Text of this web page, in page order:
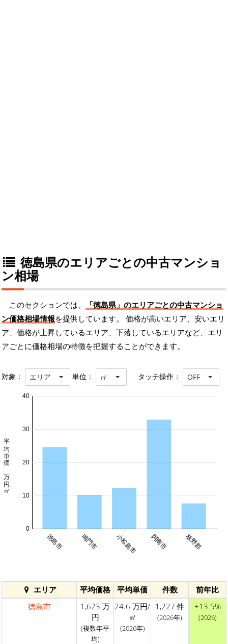
徳島県のエリアごとの中古マンショ
ン相場
このセクションでは、
「徳島県」のエリアごとの中古マンショ
ン価格相場情報を提供しています。 価格が高いエリア、安いエリ
ア、価格が上昇しているエリア、下落しているエリアなど、エリ
アごとに価格相場の特徴を把握することができます。
対象： エリア 単位： ㎡ タッチ操作： OFF
徳島市 鳴門市 小松島市 阿南市 板野郡
0
10
20
30
40
平均単価 万円/㎡
エリア 平均価格 平均単価 件数
前年比
徳島市
1,623 万
円
(複数年平
均)
24.6 万円/
㎡
(2026年)
1,227 件
(2026年)
+13.5%
(2026)